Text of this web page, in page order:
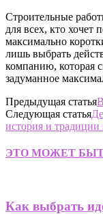
Строительные
для всех, кто хочет
максимально
лишь выбрать
компанию, которая
задуманное
Предыдущая статья
Следующая статья
история и традиции
ЭТО МОЖЕТ
Как выбрать